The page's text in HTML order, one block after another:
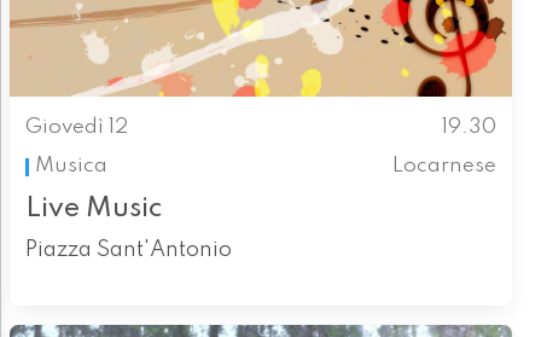
Giovedì 12
19.30
Musica
Locarnese
Live Music
Piazza Sant'Antonio